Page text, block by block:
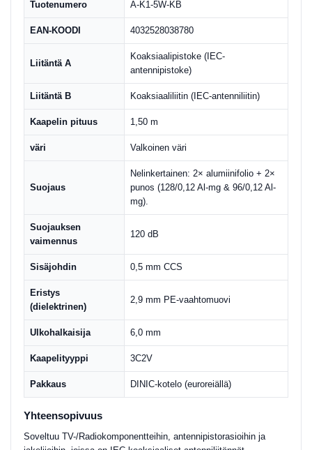
Tuotenumero A-K1-5W-KB
EAN-KOODI 4032528038780
Liitäntä A
Koaksiaalipistoke (IEC-
antennipistoke)
Liitäntä B Koaksiaaliliitin (IEC-antenniliitin)
Kaapelin pituus 1,50 m
väri Valkoinen väri
Suojaus
Nelinkertainen: 2× alumiinifolio + 2×
punos (128/0,12 Al-mg & 96/0,12 Al-
mg).
Suojauksen
vaimennus
120 dB
Sisäjohdin 0,5 mm CCS
Eristys
(dielektrinen)
2,9 mm PE-vaahtomuovi
Ulkohalkaisija 6,0 mm
Kaapelityyppi 3C2V
Pakkaus DINIC-kotelo (euroreiällä)
Yhteensopivuus
Soveltuu TV-/Radiokomponentteihin, antennipistorasioihin ja